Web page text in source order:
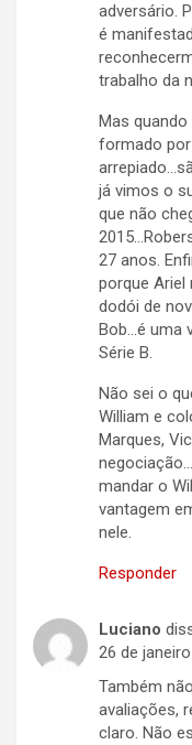
adversário.
é
trabalho da
Mas
formado
já vimos o
que não
27 anos.
porque Ariel
dodói de
Bob…é uma
Série B.
Não sei o
William e
Marques,
mandar o
vantagem
nele.
Responder
Luciano
26 de
Também
avaliações,
claro. Não